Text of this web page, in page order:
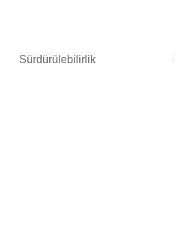
Sürdürülebilirlik